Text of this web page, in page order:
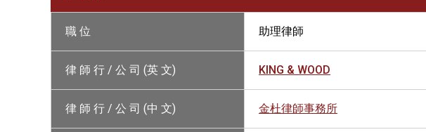
職 位 助理律師
律 師 行 / 公 司 (英 文) KING & WOOD
律 師 行 / 公 司 (中 文) 金杜律師事務所